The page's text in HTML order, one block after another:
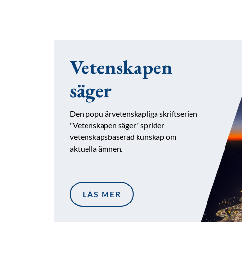
Vetenskapen
säger
Den populärvetenskapliga skriftserien
"Vetenskapen säger" sprider
vetenskapsbaserad kunskap om
aktuella ämnen.
LÄS MER